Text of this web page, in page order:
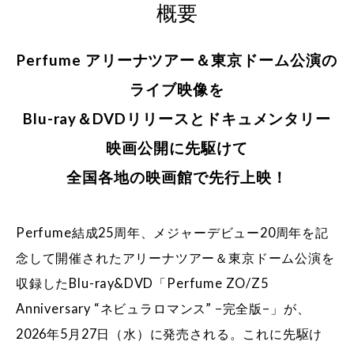
概要
Perfume アリーナツアー＆東京ドーム公演の
ライブ映像を
Blu-ray＆DVDリリースとドキュメンタリー
映画公開に先駆けて
全国各地の映画館で先行上映！
Perfume結成25周年、メジャーデビュー20周年を記
念して開催されたアリーナツアー＆東京ドーム公演を
収録したBlu-ray&DVD「Perfume ZO/Z5
Anniversary “ネビュラロマンス” −完全版−」が、
2026年5月27日（水）に発売される。これに先駆け